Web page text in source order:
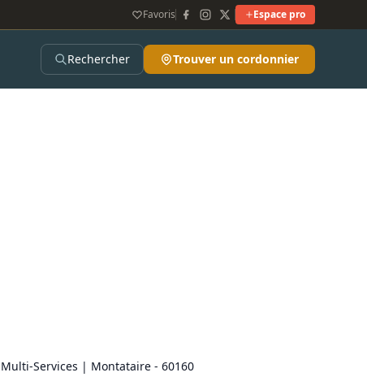
Favoris Espace pro
Rechercher Trouver un cordonnier
Services | Montataire - 60160